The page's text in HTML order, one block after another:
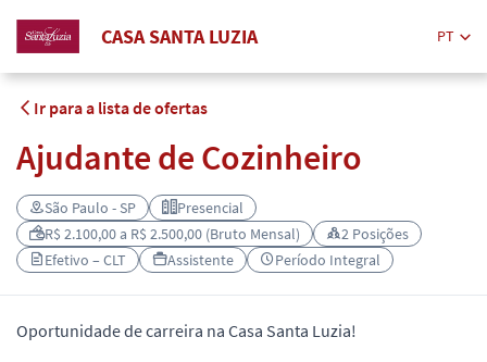
CASA SANTA LUZIA PT
Ir para a lista de ofertas
Ajudante de Cozinheiro
São Paulo - SP
Presencial
R$ 2.100,00 a R$ 2.500,00 (Bruto Mensal)
2 Posições
Efetivo – CLT
Assistente Período Integral
Oportunidade de carreira na Casa Santa Luzia!